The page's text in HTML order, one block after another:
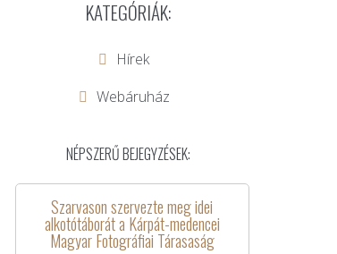
KATEGÓRIÁK:
Hírek
Webáruház
NÉPSZERŰ BEJEGYZÉSEK:
Szarvason szervezte meg idei
alkotótáborát a Kárpát-medencei
Magyar Fotográfiai Tárasaság